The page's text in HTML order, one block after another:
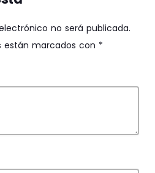
no será publicada.
están marcados con *